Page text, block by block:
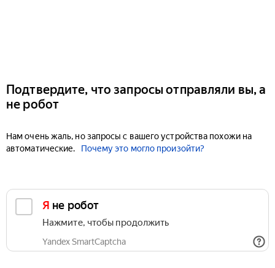
Подтвердите, что запросы отправляли вы, а
не робот
Нам очень жаль, но запросы с вашего устройства похожи на
автоматические.
Почему это могло произойти?
Я не робот
Нажмите, чтобы продолжить
Yandex SmartCaptcha